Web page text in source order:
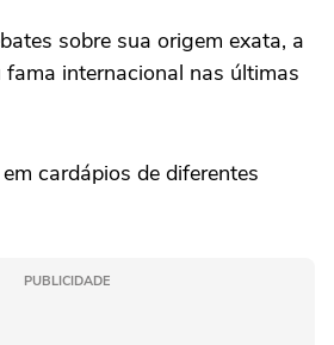
sobre sua origem exata, a
internacional nas últimas
cardápios de diferentes
PUBLICIDADE